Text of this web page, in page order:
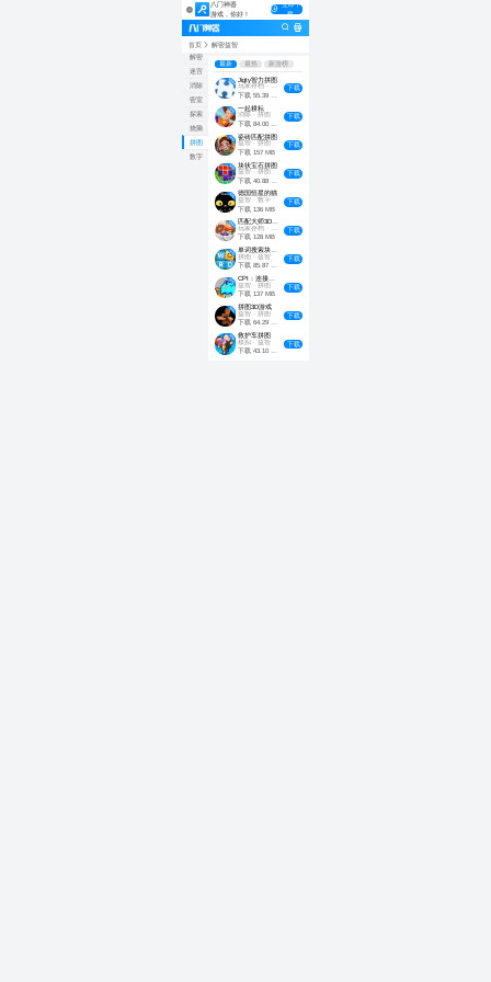
八门神器
游戏，你好！
立即下
载
首页 解密益智
全部
解密
迷宫
消除
密室
探索
烧脑
拼图
数字
最新 最热 新游榜
Jigty智力拼图
玩家存档
下载55.39 MB
下载
一起耕耘
消除
· 拼图
下载84.00 MB
下载
瓷砖匹配拼图
益智
· 拼图
下载157 MB
下载
块状宝石拼图
益智
· 拼图
下载40.88 MB
下载
德国恒星的猫
益智
· 数字
下载136 MB
下载
匹配大师3D：整洁拼图
玩家存档
下载128 MB
下载
单词搜索块拼图
拼图
· 益智
下载85.87 MB
下载
益智
· 拼图
下载137 MB
下载
拼图3D游戏
益智
· 拼图
下载64.29 MB
下载
救护车拼图
模拟
· 益智
下载43.10 MB
下载